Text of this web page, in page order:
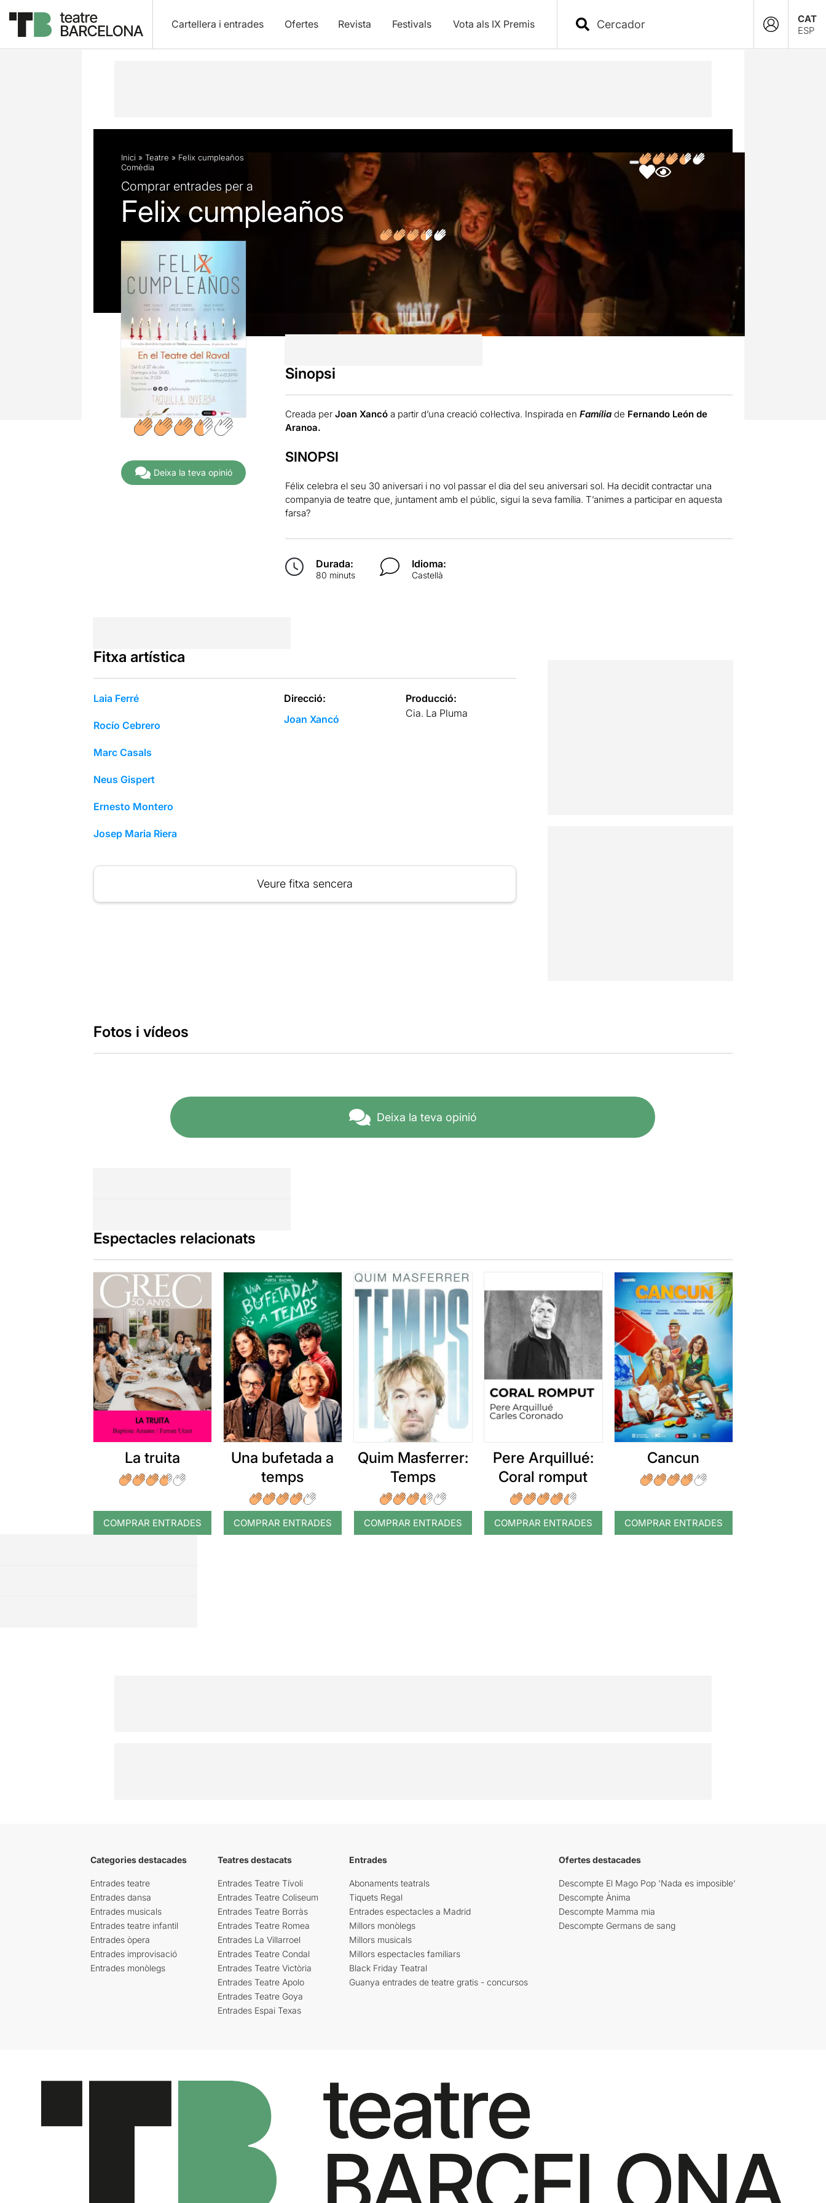
Cartellera i entrades Ofertes Revista Festivals Vota als IX Premis
CAT
ESP
Descripció Fitxa artística Fotos i vídeos
Inici » Teatre » Felix cumpleaños
Comèdia
Comprar entrades per a
Felix cumpleaños
Deixa la teva opinió
Sinopsi
Creada per Joan Xancóa partir d’una creació col·lectiva. Inspirada en Famíliade Fernando León de
Aranoa.
SINOPSI
Félix celebra el seu 30 aniversari i no vol passar el dia del seu aniversari sol. Ha decidit contractar una
companyia de teatre que, juntament amb el públic, sigui la seva família. T’animes a participar en aquesta
farsa?
Durada:
80 minuts
Idioma:
Castellà
Fitxa artística
Laia Ferré
Rocío Cebrero
Marc Casals
Neus Gispert
Ernesto Montero
Josep Maria Riera
Direcció:
Joan Xancó
Producció:
Cia. La Pluma
Veure fitxa sencera
Fotos i vídeos
Deixa la teva opinió
Espectacles relacionats
La truita
COMPRAR ENTRADES
Una bufetada a
temps
COMPRAR ENTRADES
Quim Masferrer:
Temps
COMPRAR ENTRADES
Pere Arquillué:
Coral romput
COMPRAR ENTRADES
Cancun
COMPRAR ENTRADES
Categories destacades
Entrades teatre
Entrades dansa
Entrades musicals
Entrades teatre infantil
Entrades òpera
Entrades improvisació
Entrades monòlegs
Teatres destacats
Entrades Teatre Tívoli
Entrades Teatre Coliseum
Entrades Teatre Borràs
Entrades Teatre Romea
Entrades La Villarroel
Entrades Teatre Condal
Entrades Teatre Victòria
Entrades Teatre Apolo
Entrades Teatre Goya
Entrades Espai Texas
Entrades
Abonaments teatrals
Tiquets Regal
Entrades espectacles a Madrid
Millors monòlegs
Millors musicals
Millors espectacles familiars
Black Friday Teatral
Guanya entrades de teatre gratis - concursos
Ofertes destacades
Descompte El Mago Pop 'Nada es imposible'
Descompte Ànima
Descompte Mamma mia
Descompte Germans de sang